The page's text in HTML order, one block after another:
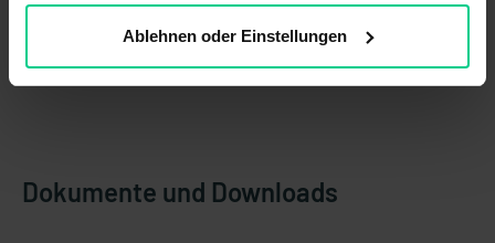
Ablehnen oder Einstellungen
Dokumente und Downloads